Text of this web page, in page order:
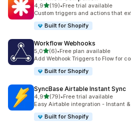
4,9na 5 gwiazdek
(19)
Łączna liczba recenzji: 19
•Free trial available
Custom triggers and actions that
Built for Shopify
Workflow Webhooks
5,0na 5 gwiazdek
(6)
Łączna liczba recenzji: 6
•Free plan available
Add Webhook Triggers to Flow for
Built for Shopify
SyncBase Airtable Instant Sync
4,9na 5 gwiazdek
(79)
Łączna liczba recenzji: 79
•Free trial available
Easy Airtable integration - Instant
Built for Shopify